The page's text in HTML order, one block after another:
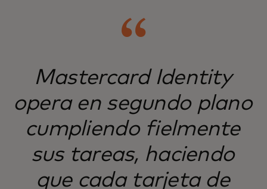
Mastercard Identity
opera en segundo plano
cumpliendo fielmente
sus tareas, haciendo
que cada tarjeta de